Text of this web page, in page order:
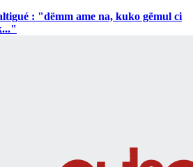
: "dëmm ame na, kuko gëmul ci